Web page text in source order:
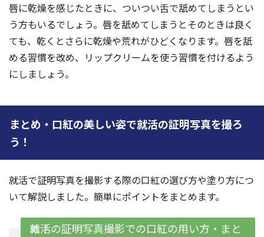
唇に乾燥を感じたときに、ついつい舌で舐めてしまうとい
う方もいるでしょう。唇を舐めてしまうとそのときは良く
ても、乾くとさらに乾燥や荒れがひどくなります。唇を舐
める習慣を改め、リップクリームを使う習慣を付けるよう
にしましょう。
まとめ・口紅の美しい姿で就活の証明写真を撮ろ
う！
就活で証明写真を撮影する際の口紅の選び方や塗り方につ
いて解説しました。簡単にポイントをまとめます。
就活の証明写真撮影での口紅の用い方・まとめ！